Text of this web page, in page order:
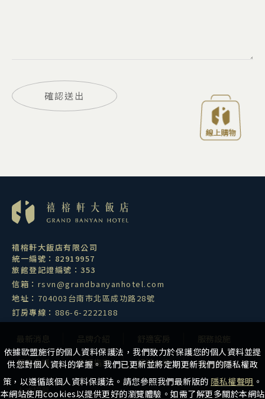
確認送出
禧榕軒大飯店有限公司
統一編號：82919957
旅館登記證編號：353
信箱： rsvn@grandbanyanhotel.com
地址： 704003台南市北區成功路28號
訂房專線： 886-6-2222188
最新消息 品牌介紹 舒適客房
服務設施
餐飲會議
交通指南 慢遊台南 聯絡我們
人才招募
依據歐盟施行的個人資料保護法，我們致力於保護您的個人資料並提
供您對個人資料的掌握。 我們已更新並將定期更新我們的隱私權政
策，以遵循該個人資料保護法。請您參照我們最新版的 隱私權聲明 。
本網站使用cookies以提供更好的瀏覽體驗。如需了解更多關於本網站